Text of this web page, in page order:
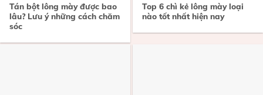
Tán bột lông mày được bao
lâu? Lưu ý những cách chăm
sóc
Top 6 chì kẻ lông mày loại
nào tốt nhất hiện nay